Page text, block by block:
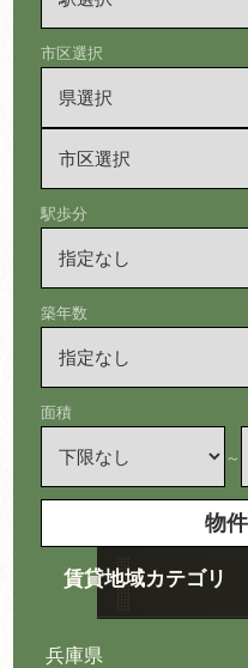
市区選択
駅歩分
築年数
面積
～
賃貸地域カテゴリ
兵庫県